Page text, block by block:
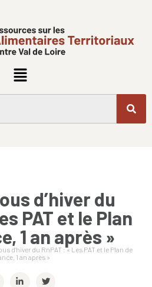
d’hiver du
PAT et le Plan
1 an après »
d’hiver du RnPAT : « Les PAT et le Plan de
1 an après »